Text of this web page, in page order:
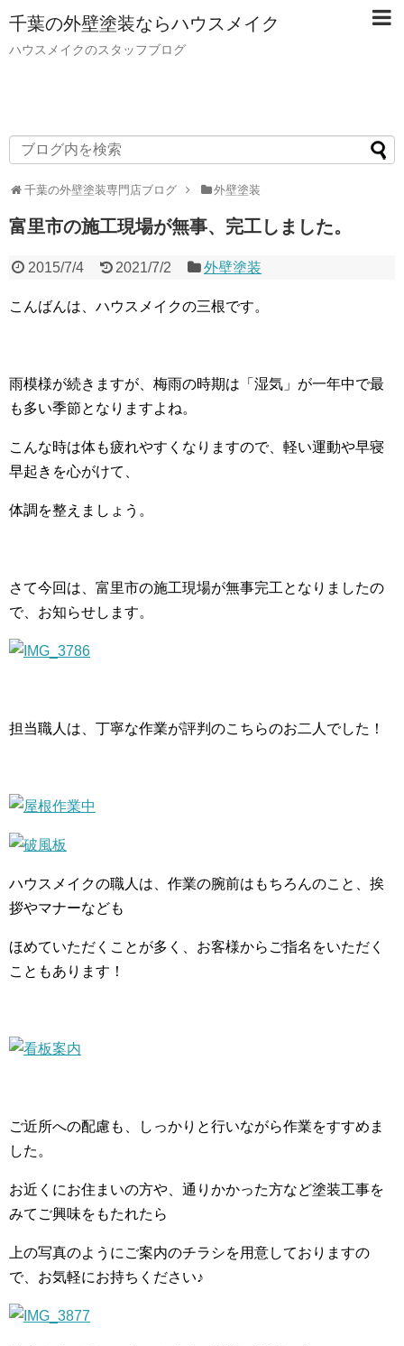
千葉の外壁塗装ならハウスメイク
ハウスメイクのスタッフブログ
千葉の外壁塗装専門店ブログ 外壁塗装
富里市の施工現場が無事、完工しました。
2015/7/4 2021/7/2 外壁塗装
こんばんは、ハウスメイクの三根です。
雨模様が続きますが、梅雨の時期は「湿気」が一年中で最
も多い季節となりますよね。
こんな時は体も疲れやすくなりますので、軽い運動や早寝
早起きを心がけて、
体調を整えましょう。
さて今回は、富里市の施工現場が無事完工となりましたの
で、お知らせします。
担当職人は、丁寧な作業が評判のこちらのお二人でした！
ハウスメイクの職人は、作業の腕前はもちろんのこと、挨
拶やマナーなども
ほめていただくことが多く、お客様からご指名をいただく
こともあります！
ご近所への配慮も、しっかりと行いながら作業をすすめま
した。
お近くにお住まいの方や、通りかかった方など塗装工事を
みてご興味をもたれたら
上の写真のようにご案内のチラシを用意しておりますの
で、お気軽にお持ちください♪